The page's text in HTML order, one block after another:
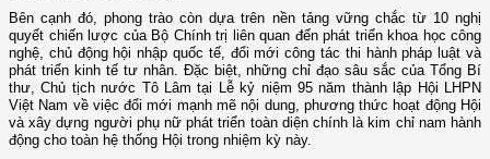
Bên cạnh đó, phong trào còn dựa trên nền tảng vững chắc từ 10 nghị
quyết chiến lược của Bộ Chính trị liên quan đến phát triển khoa học công
nghệ, chủ động hội nhập quốc tế, đổi mới công tác thi hành pháp luật và
phát triển kinh tế tư nhân. Đặc biệt, những chỉ đạo sâu sắc của Tổng Bí
thư, Chủ tịch nước Tô Lâm tại Lễ kỷ niệm 95 năm thành lập Hội LHPN
Việt Nam về việc đổi mới mạnh mẽ nội dung, phương thức hoạt động Hội
và xây dựng người phụ nữ phát triển toàn diện chính là kim chỉ nam hành
động cho toàn hệ thống Hội trong nhiệm kỳ này.